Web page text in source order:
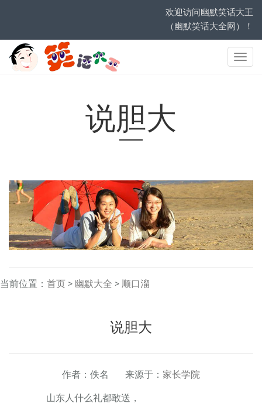
欢迎访问幽默笑话大王
（幽默笑话大全网）！
网
说胆大
当前位置： 首页>幽默大全>顺口溜
说胆大
作者：佚名 来源于： 家长学院
山东人什么礼都敢送，